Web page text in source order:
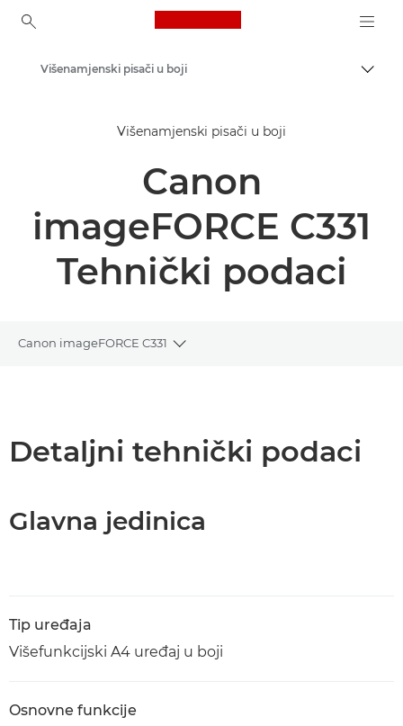
Canon Logo, back to
Rješenja i usluge
Višenamjenski pisači – pisači "sve u jednom"
Višenamjenski pisači u boji
Višenamjenski pisači u boji
Canon
imageFORCE C331
Tehnički podaci
Canon imageFORCE C331
Toggle breadcrumbs
Detaljni tehnički podaci
Glavna jedinica
Tip uređaja
Višefunkcijski A4 uređaj u boji
Osnovne funkcije